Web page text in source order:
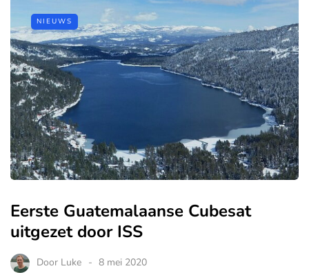
NIEUWS
Eerste Guatemalaanse Cubesat
uitgezet door ISS
Door Luke 8 mei 2020